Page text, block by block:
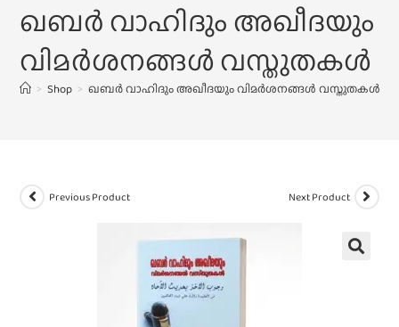
ഖബര്‍ വാഹിദും അഖീദയും
വിമര്‍ശനങ്ങള്‍ വസ്തുതകള്‍
> Shop > ഖബര്‍ വാഹിദും അഖീദയും വിമര്‍ശനങ്ങള്‍ വസ്തുതകള്‍
Previous Product Next Product